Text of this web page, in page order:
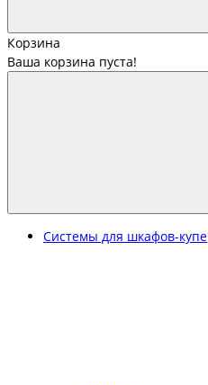
Корзина
Ваша корзина пуста!
Системы для шкафов-купе